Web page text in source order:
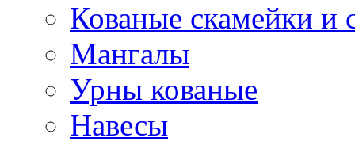
Кованые скамейки и
Мангалы
Урны кованые
Навесы